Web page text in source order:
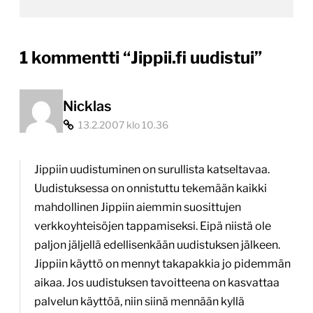
1 kommentti “Jippii.fi uudistui”
Nicklas
13.2.2007 klo 10.36
Jippiin uudistuminen on surullista katseltavaa.
Uudistuksessa on onnistuttu tekemään kaikki
mahdollinen Jippiin aiemmin suosittujen
verkkoyhteisöjen tappamiseksi. Eipä niistä ole
paljon jäljellä edellisenkään uudistuksen jälkeen.
Jippiin käyttö on mennyt takapakkia jo pidemmän
aikaa. Jos uudistuksen tavoitteena on kasvattaa
palvelun käyttöä, niin siinä mennään kyllä